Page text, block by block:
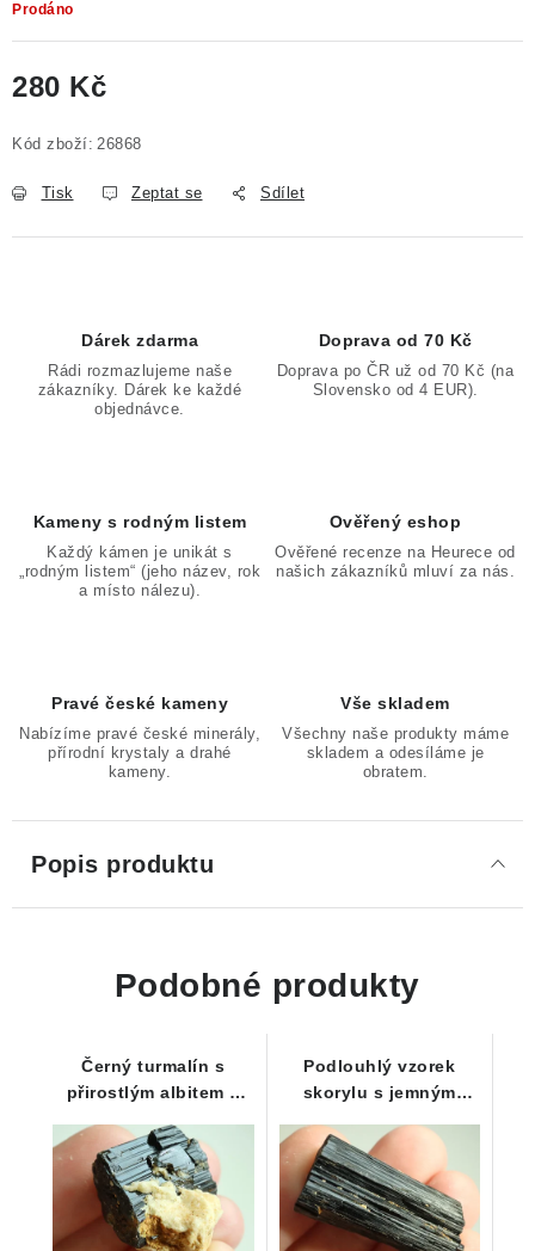
Prodáno
280 Kč
Kód zboží: 26868
Tisk Zeptat se Sdílet
Dárek zdarma
Rádi rozmazlujeme naše
zákazníky. Dárek ke každé
objednávce.
Doprava od 70 Kč
Doprava po ČR už od 70 Kč (na
Slovensko od 4 EUR).
Kameny s rodným listem
Každý kámen je unikát s
„rodným listem“ (jeho název, rok
a místo nálezu).
Ověřený eshop
Ověřené recenze na Heurece od
našich zákazníků mluví za nás.
Pravé české kameny
Nabízíme pravé české minerály,
přírodní krystaly a drahé
kameny.
Vše skladem
Všechny naše produkty máme
skladem a odesíláme je
obratem.
Popis produktu
Podobné produkty
Černý turmalín s
přirostlým albitem a
Podlouhlý vzorek
skorylu s jemným
limonitu